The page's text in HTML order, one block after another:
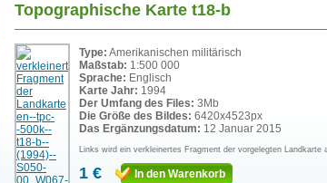
Topographische Karte t18-b
Type: Amerikanischen militärisch
Maßstab: 1:500 000
Sprache: Englisch
Karte Jahr: 1994
Der Umfang des Files: 3Mb
Die Größe des Bildes: 6420x4523px
Das Ergänzungsdatum: 12 Januar 2015
Links wird ein verkleinertes Fragment der vorgelegten Landkarte
1 € In den Warenkorb